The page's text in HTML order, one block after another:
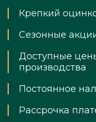
Крепкий
Сезонные
Доступные
производства
Постоянное
Рассрочка